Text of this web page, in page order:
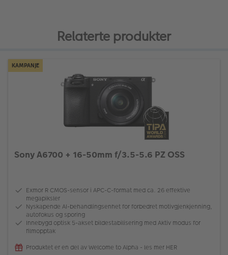
Relaterte produkter
KAMPANJE
Sony A6700 + 16-50mm f/3.5-5.6 PZ OSS
Exmor R CMOS-sensor i APC-C-format med ca. 26 effektive
megapiksler
Nyskapende AI-behandlingsenhet for forbedret motivgjenkjenning,
autofokus og sporing
Innebygd optisk 5-akset bildestabilisering med Aktiv modus for
filmopptak
Produktet er en del av Welcome to Alpha - les mer HER